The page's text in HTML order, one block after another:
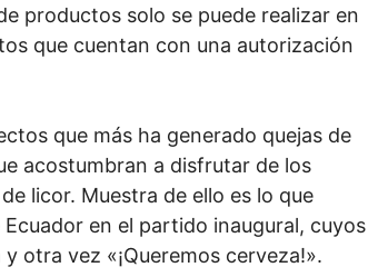
productos solo se puede realizar en
que cuentan con una autorización
que más ha generado quejas de
acostumbran a disfrutar de los
licor. Muestra de ello es lo que
en el partido inaugural, cuyos
otra vez «¡Queremos cerveza!».